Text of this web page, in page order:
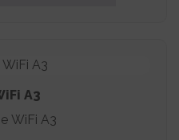
A3
WiFi A3